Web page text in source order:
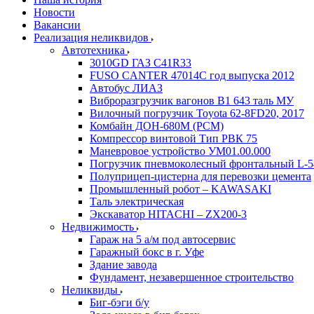
Новости
Вакансии
Реализация неликвидов
Автотехника
3010GD ГАЗ С41R33
FUSO CANTER 47014C год выпуска 2012
Автобус ЛИАЗ
Виброразгрузчик вагонов В1 643 таль МУ
Вилочный погрузчик Toyota 62-8FD20, 2017
Комбайн ДОН-680М (РСМ)
Компрессор винтовой Тип РВК 75
Маневровое устройство УМ01.00.000
Погрузчик пневмоколесный фронтальный L-
Полуприцеп-цистерна для перевозки цемента
Промышленный робот – KAWASAKI
Таль электрическая
Экскаватор HITACHI – ZX200-3
Недвижимость
Гараж на 5 а/м под автосервис
Гаражный бокс в г. Уфе
Здание завода
Фундамент, незавершенное строительство
Неликвиды
Биг-бэги б/у